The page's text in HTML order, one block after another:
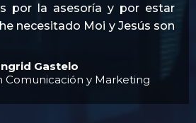
por la asesoría y por estar
necesitado Moi y Jesús son
Gastelo
Comunicación y Marketing